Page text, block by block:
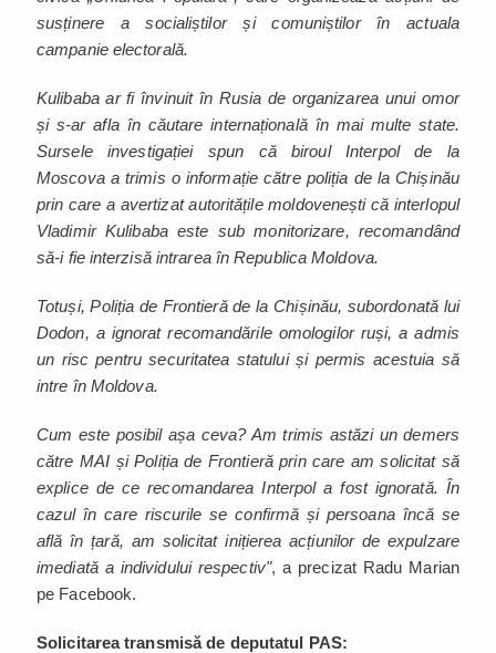
susținere a socialiștilor și comuniștilor în actuala
campanie electorală.
Kulibaba ar fi învinuit în Rusia de organizarea unui omor
și s-ar afla în căutare internațională în mai multe state.
Sursele investigației spun că biroul Interpol de la
Moscova a trimis o informație către poliția de la Chișinău
prin care a avertizat autoritățile moldovenești că interlopul
Vladimir Kulibaba este sub monitorizare, recomandând
să-i fie interzisă intrarea în Republica Moldova.
Totuși, Poliția de Frontieră de la Chișinău, subordonată lui
Dodon, a ignorat recomandările omologilor ruși, a admis
un risc pentru securitatea statului și permis acestuia să
intre în Moldova.
Cum este posibil așa ceva? Am trimis astăzi un demers
către MAI și Poliția de Frontieră prin care am solicitat să
explice de ce recomandarea Interpol a fost ignorată. În
cazul în care riscurile se confirmă și persoana încă se
află în țară, am solicitat inițierea acțiunilor de expulzare
imediată a individului respectiv", a precizat Radu Marian
pe Facebook.
Solicitarea transmisă de deputatul PAS: